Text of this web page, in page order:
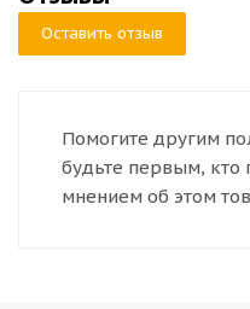
Оставить отзыв
Помогите другим
будьте первым, кто
мнением об этом